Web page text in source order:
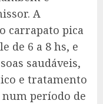
A
carrapato pica
de 6 a 8 hs, e
saudáveis,
e tratamento
período de